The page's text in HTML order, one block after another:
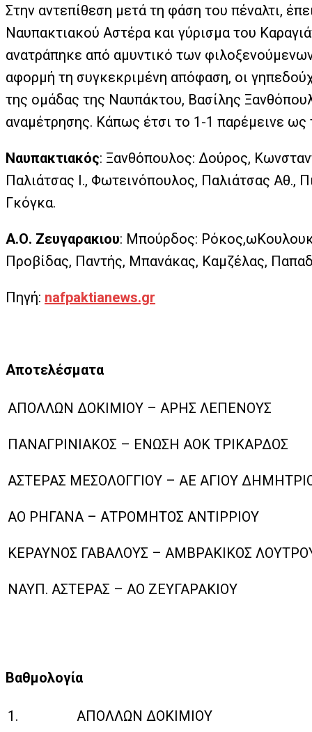
Στην αντεπίθεση μετά τη φάση του πέναλτι,
Ναυπακτιακού Αστέρα και γύρισμα του
ανατράπηκε από αμυντικό των
αφορμή τη συγκεκριμένη απόφαση, οι
της ομάδας της Ναυπάκτου, Βασίλης
αναμέτρησης. Κάπως έτσι το 1-1 παρέμεινε ως
Ναυπακτιακός: Ξανθόπουλος: Δούρος,
Παλιάτσας Ι., Φωτεινόπουλος, Παλιάτσας Αθ.,
Γκόγκα.
Α.Ο. Ζευγαρακιου: Μπούρδος:
Προβίδας, Παντής, Μπανάκας, Καμζέλας,
Πηγή: nafpaktianews.gr
Αποτελέσματα
ΑΠΟΛΛΩΝ ΔΟΚΙΜΙΟΥ – ΑΡΗΣ ΛΕΠΕΝΟΥΣ
ΠΑΝΑΓΡΙΝΙΑΚΟΣ – ΕΝΩΣΗ ΑΟΚ ΤΡΙΚΑΡΔΟΣ
ΑΣΤΕΡΑΣ ΜΕΣΟΛΟΓΓΙΟΥ – ΑΕ ΑΓΙΟΥ
ΑΟ ΡΗΓΑΝΑ – ΑΤΡΟΜΗΤΟΣ ΑΝΤΙΡΡΙΟΥ
ΚΕΡΑΥΝΟΣ ΓΑΒΑΛΟΥΣ – ΑΜΒΡΑΚΙΚΟΣ
ΝΑΥΠ. ΑΣΤΕΡΑΣ – ΑΟ ΖΕΥΓΑΡΑΚΙΟΥ
Βαθμολογία
1.
ΑΠΟΛΛΩΝ ΔΟΚΙΜΙΟΥ